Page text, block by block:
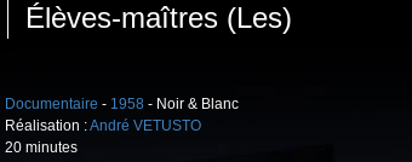
Élèves-maîtres (Les)
Documentaire - 1958 - Noir & Blanc
Réalisation :André VETUSTO
20 minutes